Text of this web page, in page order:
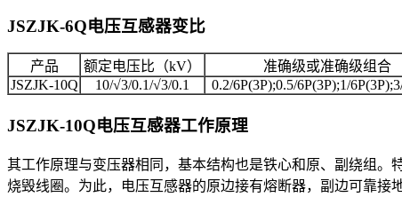
JSZJK-6Q电压互感器变比
产品 额定电压比（kV） 准确级或准确级组合
JSZJK-10Q
10/√3/0.1/√3/0.1 0.2/6P(3P);0.5/6P(3P);1/
JSZJK-10Q电压互感器工作原理
其工作原理与变压器相同，基本结构也是铁心和原、副绕组
烧毁线圈。为此，电压互感器的原边接有熔断器，副边可靠接